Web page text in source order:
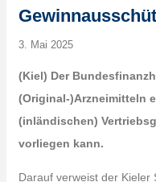
3. Mai 2025
(Kiel) Der
(Original-)Arzneimitteln
(inländischen)
vorliegen kann.
Darauf verweist der